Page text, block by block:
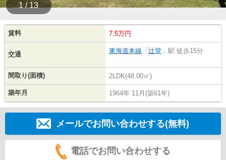
1 / 13
賃料 7.5万円
交通 東海道本線 「 辻堂 」駅 徒歩15分
間取り(面積) 2LDK(48.00㎡)
築年月 1964年 11月(築61年)
メールでお問い合わせする(無料)
電話でお問い合わせする